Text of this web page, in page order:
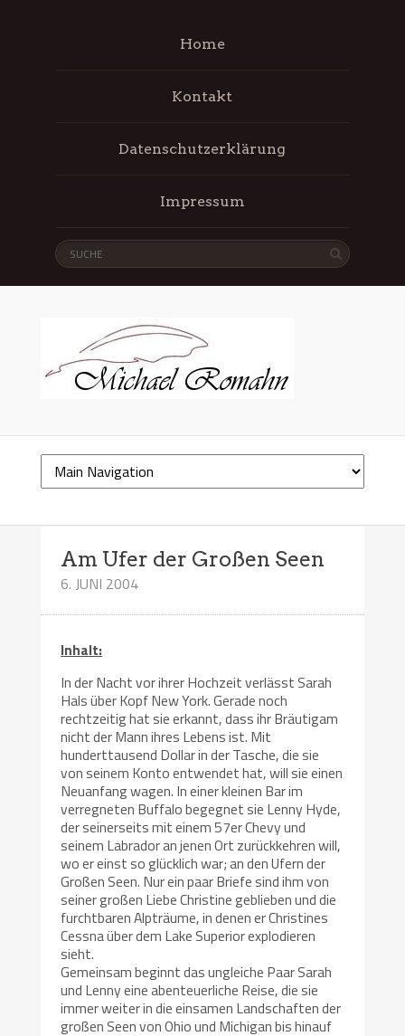
Home
Kontakt
Datenschutzerklärung
Impressum
Am Ufer der Großen Seen
6. JUNI 2004
Inhalt:
In der Nacht vor ihrer Hochzeit verlässt Sarah
Hals über Kopf New York. Gerade noch
rechtzeitig hat sie erkannt, dass ihr Bräutigam
nicht der Mann ihres Lebens ist. Mit
hunderttausend Dollar in der Tasche, die sie
von seinem Konto entwendet hat, will sie einen
Neuanfang wagen. In einer kleinen Bar im
verregneten Buffalo begegnet sie Lenny Hyde,
der seinerseits mit einem 57er Chevy und
seinem Labrador an jenen Ort zurückkehren will,
wo er einst so glücklich war; an den Ufern der
Großen Seen. Nur ein paar Briefe sind ihm von
seiner großen Liebe Christine geblieben und die
furchtbaren Alpträume, in denen er Christines
Cessna über dem Lake Superior explodieren
sieht.
Gemeinsam beginnt das ungleiche Paar Sarah
und Lenny eine abenteuerliche Reise, die sie
immer weiter in die einsamen Landschaften der
großen Seen von Ohio und Michigan bis hinauf